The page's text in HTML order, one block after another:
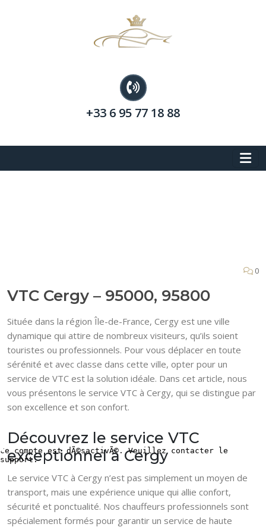
+33 6 95 77 18 88
0
VTC Cergy – 95000, 95800
Située dans la région Île-de-France, Cergy est une ville
dynamique qui attire de nombreux visiteurs, qu’ils soient
touristes ou professionnels. Pour vous déplacer en toute
sérénité et avec classe dans cette ville, opter pour un
service de VTC est la solution idéale. Dans cet article, nous
vous présentons le service VTC à Cergy, qui se distingue par
son excellence et son confort.
Découvrez le service VTC
exceptionnel à Cergy
Le service VTC à Cergy n’est pas simplement un moyen de
transport, mais une expérience unique qui allie confort,
sécurité et ponctualité. Nos chauffeurs professionnels sont
spécialement formés pour garantir un service de haute